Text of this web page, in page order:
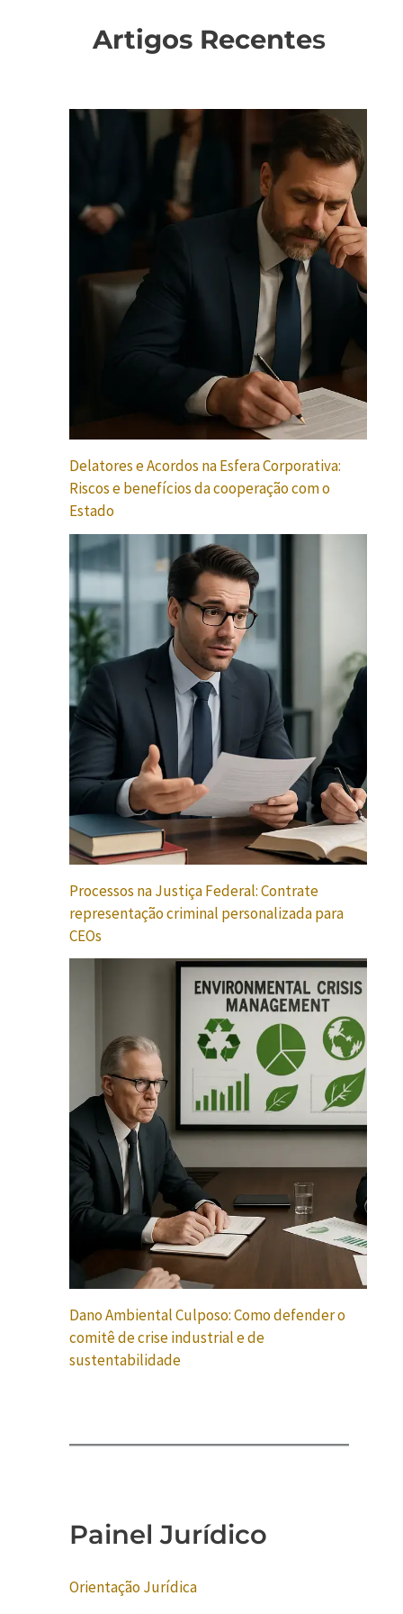
Artigos Recentes
Delatores e Acordos na Esfera Corporativa:
Riscos e benefícios da cooperação com o
Estado
Processos na Justiça Federal: Contrate
representação criminal personalizada para
CEOs
Dano Ambiental Culposo: Como defender o
comitê de crise industrial e de
sustentabilidade
Painel Jurídico
Orientação Jurídica